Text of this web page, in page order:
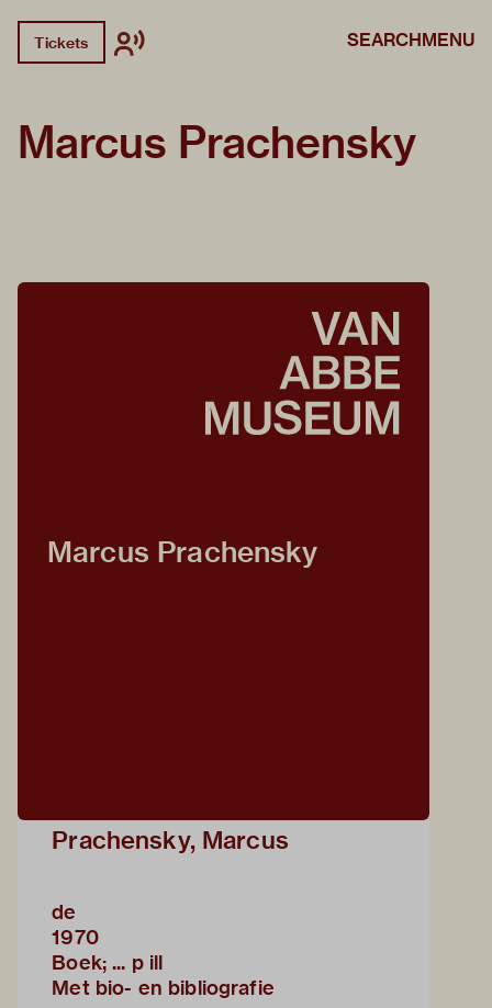
Tickets SEARCHMENU
Marcus Prachensky
Marcus Prachensky
Prachensky, Marcus
de
1970
Boek; ... p ill
Met bio- en bibliografie